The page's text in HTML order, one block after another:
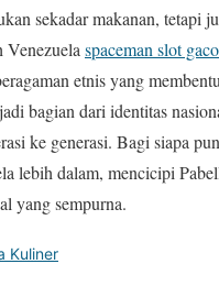
sekadar makanan, tetapi
Venezuela spaceman slot
etnis yang
bagian dari identitas
ke generasi. Bagi siapa
lebih dalam, mencicipi
yang sempurna.
Kuliner